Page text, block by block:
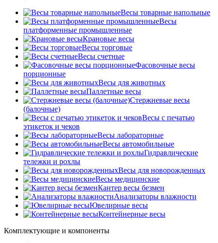
Весы товарные напольные
Весы
платформенные промышленные
Крановые весы
Весы торговые
Весы счетные
Фасовочные весы
порционные
Весы для животных
Паллетные весы
Стержневые весы
(балочные)
Весы c печатью
этикеток и чеков
Весы лабораторные
Весы автомобильные
Гидравлические
тележки и рохлы
Весы для новорожденных
Весы медицинские
Кантер весы безмен
Анализаторы влажности
Ювелирные весы
Контейнерные весы
Комплектующие и компоненты